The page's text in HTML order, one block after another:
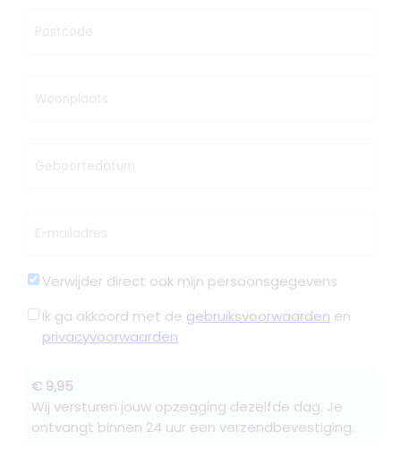
Postcode
Woonplaats
Geboortedatum
E-mailadres
Verwijder direct ook mijn persoonsgegevens
Ik ga akkoord met de gebruiksvoorwaarden en
privacyvoorwaarden
€ 9,95
Wij versturen jouw opzegging dezelfde dag. Je
ontvangt binnen 24 uur een verzendbevestiging.